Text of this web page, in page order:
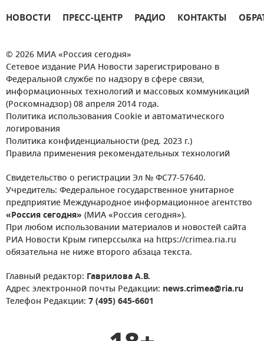
НОВОСТИ ПРЕСС-ЦЕНТР РАДИО КОНТАКТЫ
© 2026 МИА «Россия сегодня»
Сетевое издание РИА Новости зарегистрировано в
Федеральной службе по надзору в сфере связи,
информационных технологий и массовых коммуникаций
(Роскомнадзор) 08 апреля 2014 года.
Политика использования Cookie и автоматического
логирования
Политика конфиденциальности (ред. 2023 г.)
Правила применения рекомендательных технологий
Свидетельство о регистрации Эл № ФС77-57640.
Учредитель: Федеральное государственное унитарное
предприятие Международное информационное агентство
«Россия сегодня» (МИА «Россия сегодня»).
При любом использовании материалов и новостей сайта
РИА Новости Крым гиперссылка на https://crimea.ria.ru
обязательна не ниже второго абзаца текста.
Главный редактор: Гаврилова А.В.
Адрес электронной почты Редакции: news.crimea@ria.ru
Телефон Редакции: 7 (495) 645-6601